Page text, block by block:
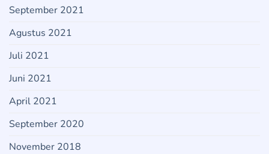
September 2021
Agustus 2021
Juli 2021
Juni 2021
April 2021
September 2020
November 2018